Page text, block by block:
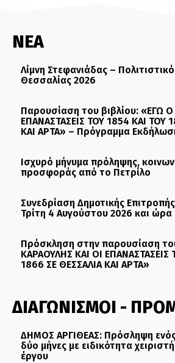
ΝΕΑ
Λίμνη Στεφανιάδας –
Θεσσαλίας 2026
Παρουσίαση του βιβλίου: «ΕΓΩ
ΕΠΑΝΑΣΤΑΣΕΙΣ ΤΟΥ 1854 ΚΑΙ ΤΟΥ
ΚΑΙ ΑΡΤΑ» – Πρόγραμμα
Ισχυρό μήνυμα πρόληψης,
προσφοράς από το Πετρίλο
Συνεδρίαση Δημοτικής
Τρίτη 4 Αυγούστου 2026 και
Πρόσκληση στην παρουσίαση
ΚΑΡΑΟΥΛΗΣ ΚΑΙ ΟΙ ΕΠΑΝΑΣΤΑΣΕΙΣ
1866 ΣΕ ΘΕΣΣΑΛΙΑ ΚΑΙ ΑΡΤΑ»
ΔΙΑΓΩΝΙΣΜΟΙ -
ΔΗΜΟΣ ΑΡΓΙΘΕΑΣ: Πρόσληψη
δύο μήνες με ειδικότητα
έργου